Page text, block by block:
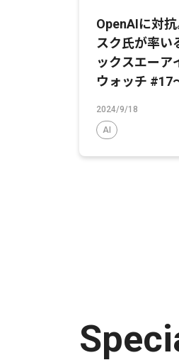
OpenAIに対
スク氏が率い
ックスエーア
ウォッチ #17
2024/9/18
AI